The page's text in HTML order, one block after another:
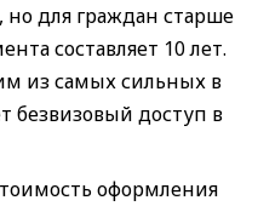
но для граждан старше
составляет 10 лет.
из самых сильных в
безвизовый доступ в
оформления